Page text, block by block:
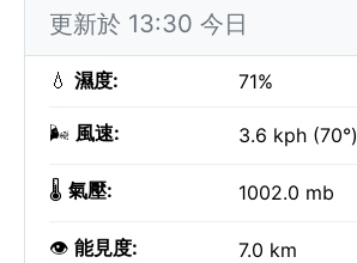
更新於 13:30 今日
💧 濕度: 71%
🌬️ 風速: 3.6 kph (70°)
🌡️ 氣壓: 1002.0 mb
👁️ 能見度: 7.0 km